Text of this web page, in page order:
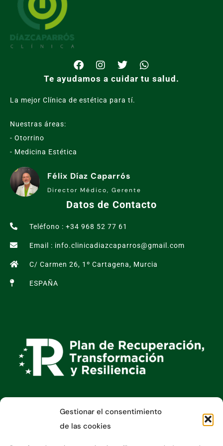
Gestionar el consentimiento
de las cookies
Te ayudamos a cuidar tu salud.
La mejor Clínica de estética para tí.
Nuestras áreas:
- Otorrino
- Medicina Estética
Félix Díaz Caparrós
Director Médico, Gerente
Datos de Contacto
Teléfono : +34 968 52 77 61
Email : info.clinicadiazcaparros@gmail.com
C/ Carmen 26, 1º Cartagena, Murcia
ESPAÑA